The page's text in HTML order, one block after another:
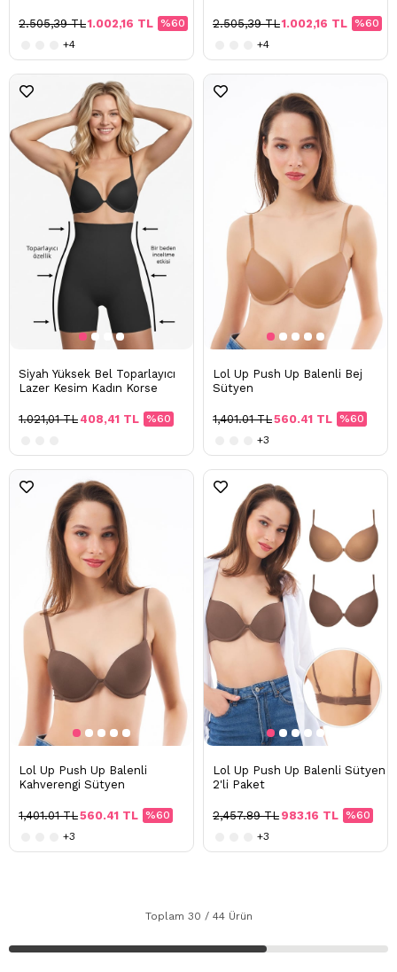
%60
1.002,16 TL
2.505,39 TL
+4
%60
1.002,16 TL
2.505,39 TL
+4
Siyah Yüksek Bel Toparlayıcı
Lazer Kesim Kadın Korse
%60
408,41 TL
1.021,01 TL
Lol Up Push Up Balenli Bej
Sütyen
%60
560.41 TL
1,401.01 TL
+3
Lol Up Push Up Balenli
Kahverengi Sütyen
%60
560.41 TL
1,401.01 TL
+3
Lol Up Push Up Balenli Sütyen
2'li Paket
%60
983.16 TL
2,457.89 TL
+3
Toplam 30 / 44Ürün